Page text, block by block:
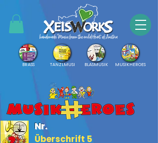
BRASS TANZLMUSI BLASMUSIK MUSIKHEROES
Nr.
Überschrift 5